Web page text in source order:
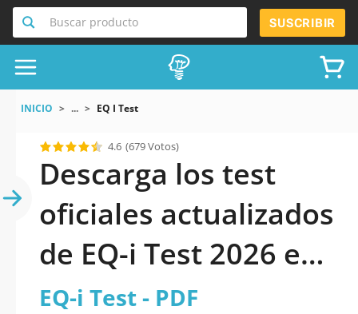
Buscar producto SUSCRIBIR
INICIO ... EQ I Test
4.6 (679 Votos)
Descarga los test
oficiales actualizados
de EQ-i Test 2026 en
PDF
EQ-i Test - PDF